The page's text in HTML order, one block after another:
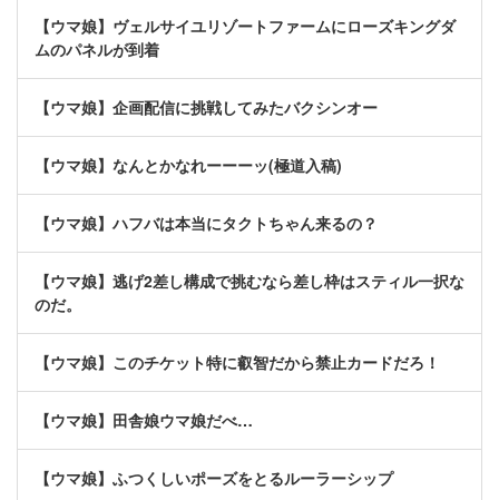
【ウマ娘】ヴェルサイユリゾートファームにローズキングダ
ムのパネルが到着
【ウマ娘】企画配信に挑戦してみたバクシンオー
【ウマ娘】なんとかなれーーーッ(極道入稿)
【ウマ娘】ハフバは本当にタクトちゃん来るの？
【ウマ娘】逃げ2差し構成で挑むなら差し枠はスティル一択な
のだ。
【ウマ娘】このチケット特に叡智だから禁止カードだろ！
【ウマ娘】田舎娘ウマ娘だべ…
【ウマ娘】ふつくしいポーズをとるルーラーシップ